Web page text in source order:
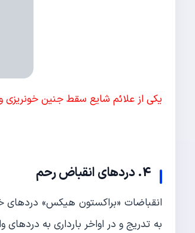
یکی از علائم شایع سقط جنین
4. دردهای انقباض رحم
انقباضات «براکستون هیکس» دردهای
به تدریج و در اواخر بارداری به